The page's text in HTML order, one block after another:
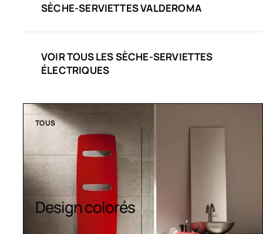
SÈCHE-SERVIETTES VALDEROMA
VOIR TOUS LES SÈCHE-SERVIETTES
ÉLECTRIQUES
TOUS
Sèche-serviettes
contemporains